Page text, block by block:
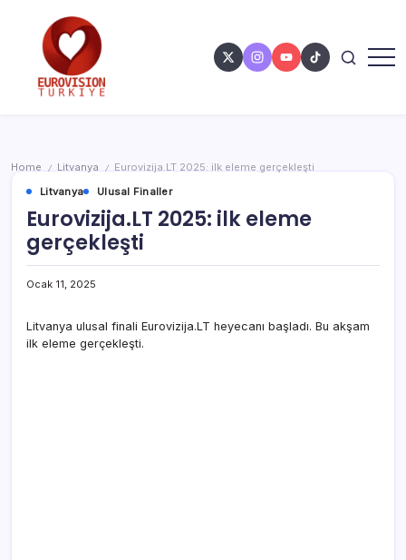
Home / Litvanya /
Eurovizija.LT 2025: ilk eleme gerçekleşti
Litvanya
Ulusal Finaller
Eurovizija.LT 2025: ilk eleme
gerçekleşti
Ocak 11, 2025
Litvanya ulusal finali Eurovizija.LT heyecanı başladı. Bu akşam
ilk eleme gerçekleşti.